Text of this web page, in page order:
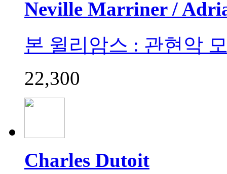
Neville Marriner /
본 윌리암스 : 관현악
22,300
Charles Dutoit